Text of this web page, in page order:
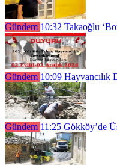
Gündem 10:32 Takaoğlu
Gündem 10:09 Hayvancılık
Gündem 11:25 Gökköy’de